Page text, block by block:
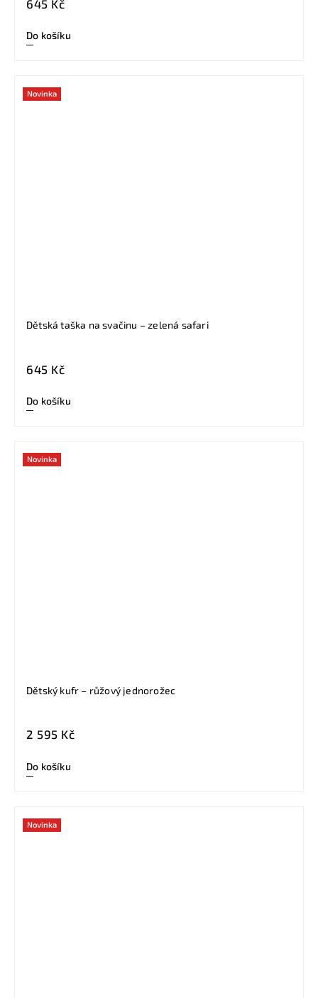
645 Kč
Do košíku
Novinka
Dětská taška na svačinu – zelená safari
645 Kč
Do košíku
Novinka
Dětský kufr – růžový jednorožec
2 595 Kč
Do košíku
Novinka